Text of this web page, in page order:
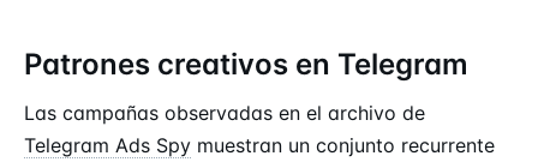
Patrones creativos en Telegram
Las campañas observadas en el archivo de
Telegram Ads Spy muestran un conjunto recurrente